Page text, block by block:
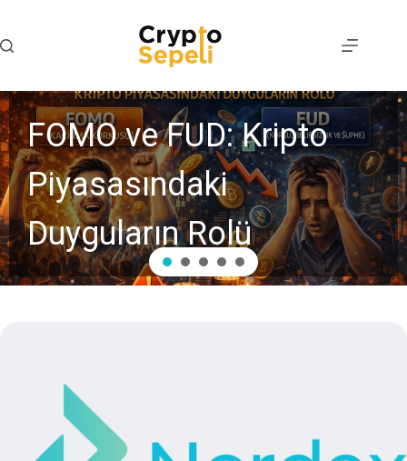
FOMO ve FUD: Kripto
Piyasasındaki
Duyguların Rolü